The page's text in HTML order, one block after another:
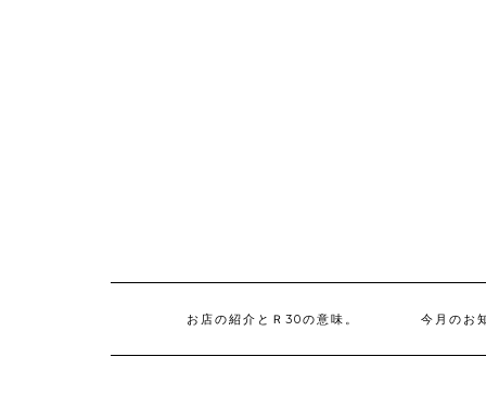
お店の紹介とＲ30の意味。 今月のお